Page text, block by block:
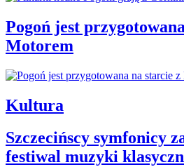
Pogoń jest
Motorem
Kultura
Szczecińscy symfonicy
festiwal muzyki